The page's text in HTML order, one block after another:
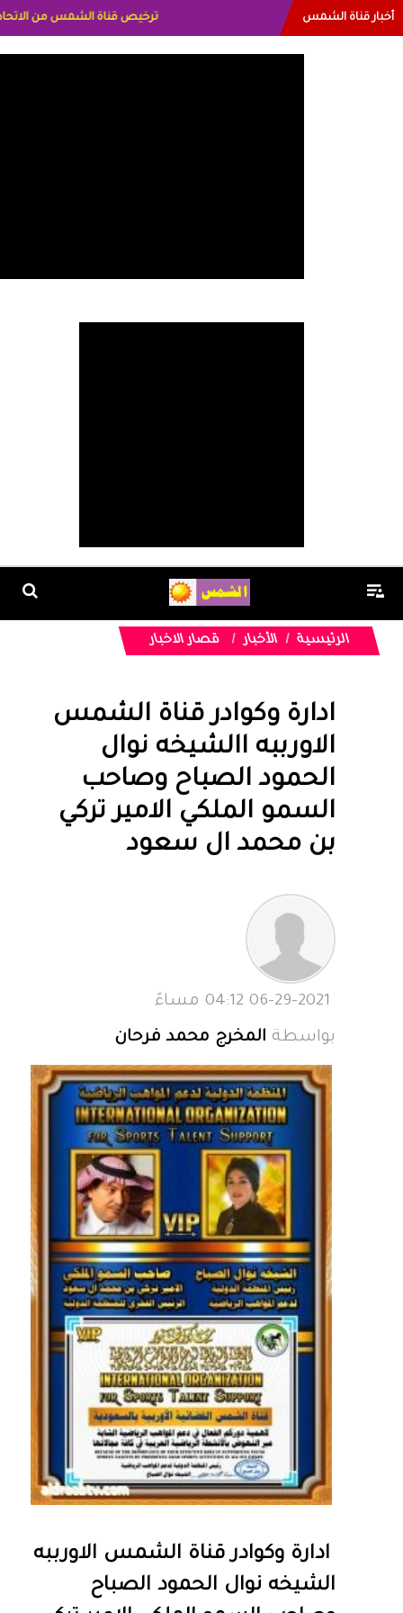
أخبار قناة الشمس
الرئيسية الأخبار قصار الاخبار
ادارة وكوادر قناة الشمس
الاورببه االشيخه نوال
الحمود الصباح وصاحب
السمو الملكي الامير تركي
بن محمد ال سعود
بواسطة المخرج محمد فرحان
ادارة وكوادر قناة الشمس الاورببه
الشيخه نوال الحمود الصباح